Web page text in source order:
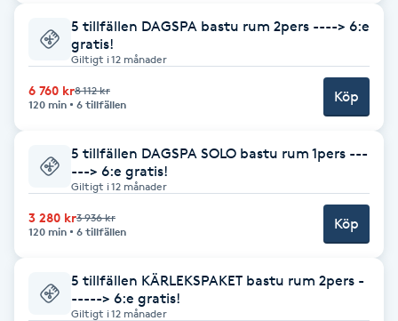
Brynplockning
Bröllopsuppsättning
Celluliter
Color correction
Cryoterapi
5 tillfällen DAGSPA bastu rum 2pers ----> 6:e
gratis!
Giltigt i 12 månader
6 760 kr8 112 kr
120 min
6 tillfällen Köp
5 tillfällen DAGSPA SOLO bastu rum 1pers ---
---> 6:e gratis!
Giltigt i 12 månader
3 280 kr3 936 kr
120 min
6 tillfällen Köp
5 tillfällen KÄRLEKSPAKET bastu rum 2pers -
-----> 6:e gratis!
Giltigt i 12 månader